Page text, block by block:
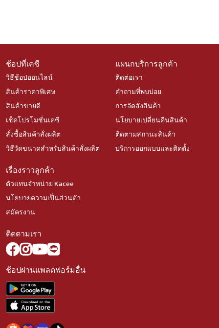
ช้อปที่เคซี
วิธีช้อปออนไลน์
สินค้าราคาพิเศษ
สินค้าขายดี
เช็คโปรโมชั่นเคซี
สั่งซื้อสินค้าสั่งผลิต
วิธีวัดขนาดสำหรับสินค้าสั่งผลิต
แผนกบริการลูกค้า
ติดต่อเรา
คำถามที่พบบ่อย
การจัดสั่งสินค้า
นโยบายเปลี่ยนคืนสินค้า
ติดตามสถานะสินค้า
บริการออกแบบและติดตั้ง
เรื่องราวลูกค้า
ตัวแทนจำหน่าย Kacee
นโยบายความเป็นส่วนตัว
สมัครงาน
ติดตามเรา
ช้อปผ่านแพลตฟอร์มอื่น